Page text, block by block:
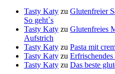
Tasty Katy zu Glutenfreier
So geht`s
Tasty Katy zu Glutenfreies
Aufstrich
Tasty Katy zu Pasta mit
Tasty Katy zu Erfrischendes
Tasty Katy zu Das beste